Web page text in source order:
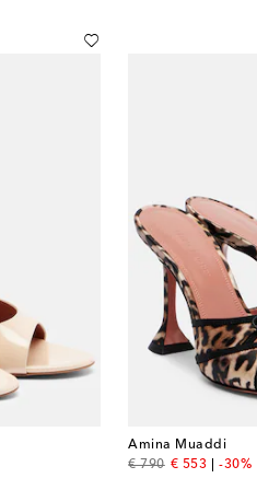
Amina Muaddi
€ 790
original price
€ 553
discount price
-30%